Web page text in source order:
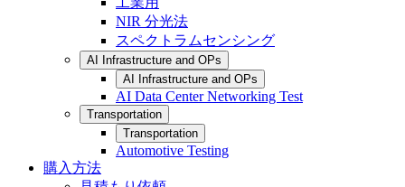
NIR 分光法
スペクトラムセンシング
AI Infrastructure and OPs
AI Infrastructure and OPs
AI Data Center Networking Test
Transportation
Transportation
Automotive Testing
購入方法